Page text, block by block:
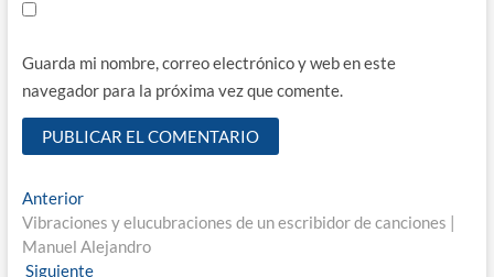
Guarda mi nombre, correo electrónico y web en este
navegador para la próxima vez que comente.
Navegación
de
AnteriorEntrada
anterior:
Vibraciones y elucubraciones de un escribidor de canciones |
Manuel Alejandro
SiguienteEntrada